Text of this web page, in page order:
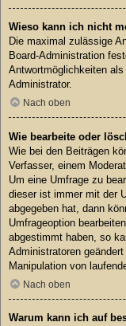
Wieso kann ich nicht
Die maximal zulässige
Board-Administration
Antwortmöglichkeiten
Administrator.
Nach oben
Wie bearbeite oder
Wie bei den Beiträgen
Verfasser, einem
Um eine Umfrage zu
dieser ist immer mit der
abgegeben hat, dann
Umfrageoption
abgestimmt haben, so
Administratoren
Manipulation von
Nach oben
Warum kann ich auf